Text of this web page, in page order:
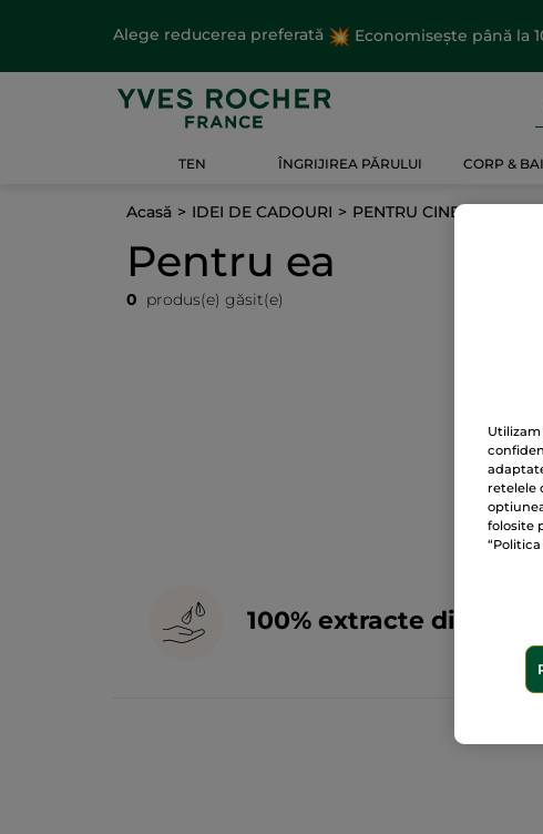
Alege reducerea preferată Economisește până la
TEN ÎNGRIJIREA PĂRULUI CORP &
Acasă IDEI DE CADOURI PENTRU CINE
Pentru ea
0 produs(e) găsit(e)
100% extracte din
retelele
folosite